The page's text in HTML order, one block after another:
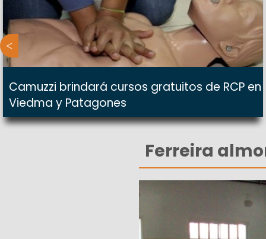
Camuzzi brindará cursos gratuitos de RCP en
Viedma y Patagones
Ferreira